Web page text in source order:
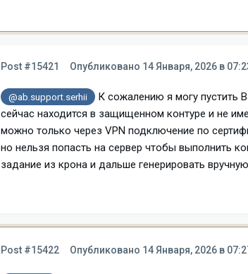
Post #15421 Опубликовано 14 Января, 2026 в
@ab.support.serhii
К сожалению я могу пустить
сейчас находится в защищенном контуре и не
можно только через VPN подключение по
но нельзя попасть на сервер чтобы выполнить
задание из крона и дальше генерировать
Post #15422 Опубликовано 14 Января, 2026 в